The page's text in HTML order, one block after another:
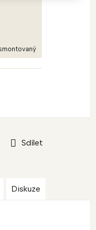
Sdílet
Diskuze